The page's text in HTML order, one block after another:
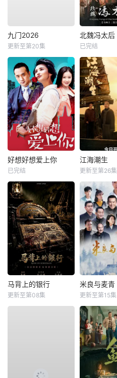
九门2026
更新至第20集
北魏冯太后
已完结
好想好想爱上你
已完结
江海潮生
更新至第26集
马背上的银行
更新至第08集
米良与麦青
更新至第15集